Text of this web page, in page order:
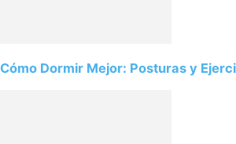
Cómo Dormir Mejor: Posturas y